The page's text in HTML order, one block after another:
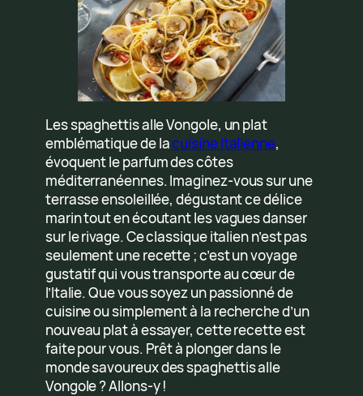
Les spaghettis alle Vongole, un plat
emblématique de lacuisine italienne,
évoquent le parfum des côtes
méditerranéennes. Imaginez-vous sur une
terrasse ensoleillée, dégustant ce délice
marin tout en écoutant les vagues danser
sur le rivage. Ce classique italien n’est pas
seulement une recette ; c’est un voyage
gustatif qui vous transporte au cœur de
l’Italie. Que vous soyez un passionné de
cuisine ou simplement à la recherche d’un
nouveau plat à essayer, cette recette est
faite pour vous. Prêt à plonger dans le
monde savoureux des spaghettis alle
Vongole ? Allons-y !